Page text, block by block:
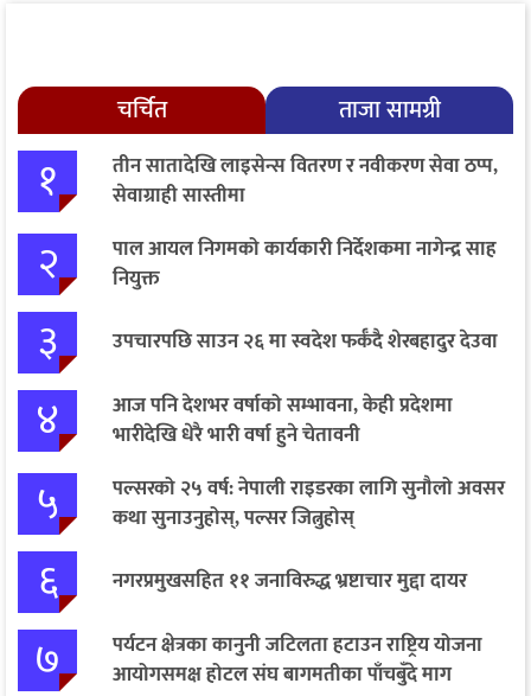
चर्चित ताजा सामग्री
१
तीन सातादेखि लाइसेन्स वितरण र नवीकरण सेवा ठप्प,
सेवाग्राही सास्तीमा
२
पाल आयल निगमको कार्यकारी निर्देशकमा नागेन्द्र साह
नियुक्त
३ उपचारपछि साउन २६ मा स्वदेश फर्कँदै शेरबहादुर देउवा
४
आज पनि देशभर वर्षाको सम्भावना, केही प्रदेशमा
भारीदेखि धेरै भारी वर्षा हुने चेतावनी
५
पल्सरको २५ वर्ष: नेपाली राइडरका लागि सुनौलो अवसर
कथा सुनाउनुहोस्, पल्सर जित्नुहोस्
६ नगरप्रमुखसहित ११ जनाविरुद्ध भ्रष्टाचार मुद्दा दायर
७
पर्यटन क्षेत्रका कानुनी जटिलता हटाउन राष्ट्रिय योजना
आयोगसमक्ष होटल संघ बागमतीका पाँचबुँदे माग